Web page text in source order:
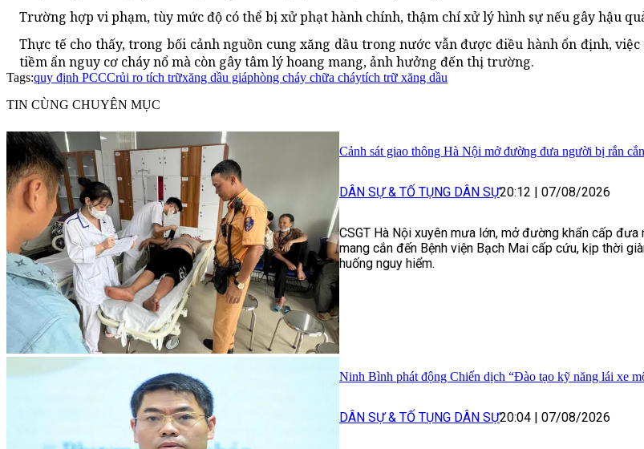
Trường hợp vi phạm, tùy mức độ có thể bị xử phạt hành chính, thậm chí xử lý hình sự nếu gây hậu
Thực tế cho thấy, trong bối cảnh nguồn cung xăng dầu trong nước vẫn được điều hành ổn định,
tiềm ẩn nguy cơ cháy nổ mà còn gây tâm lý hoang mang, ảnh hưởng đến thị trường.
Tags:quy định PCCCrủi ro tích trữxăng dầu giáphòng cháy chữa cháytích trữ xăng dầu
TIN CÙNG CHUYÊN MỤC
Cảnh sát giao thông Hà Nội mở đường đưa người bị rắn
DÂN SỰ & TỐ TỤNG DÂN SỰ20:12 07/08/2026
CSGT Hà Nội xuyên mưa lớn, mở đường khẩn cấp
mang cắn đến Bệnh viện Bạch Mai cấp cứu, kịp thời
huống nguy hiểm.
Ninh Bình phát động Chiến dịch “Đào tạo kỹ năng lái xe
DÂN SỰ & TỐ TỤNG DÂN SỰ20:04 | 07/08/2026